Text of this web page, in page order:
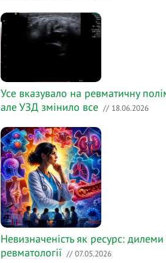
Усе вказувало на ревматичну
але УЗД змінило все // 18.06.2026
Невизначеність як ресурс: дилеми
ревматології // 07.05.2026